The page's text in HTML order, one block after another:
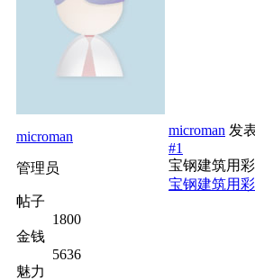
microman
管理员
帖子
1800
金钱
5636
魅力
microman 发
#1
宝钢建筑用
宝钢建筑用